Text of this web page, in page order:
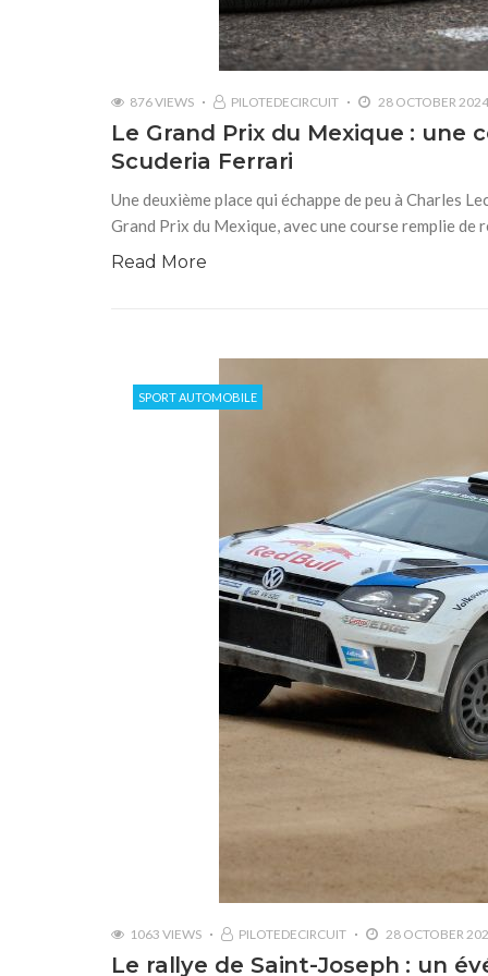
876 VIEWS PILOTEDECIRCUIT 28 OCTOBER 2024
Le Grand Prix du Mexique :
Scuderia Ferrari
Une deuxième place qui échappe de peu à Charles
Grand Prix du Mexique, avec une course remplie de
Read More
SPORT AUTOMOBILE
1063 VIEWS PILOTEDECIRCUIT 28 OCTOBER
Le rallye de Saint-Joseph : un